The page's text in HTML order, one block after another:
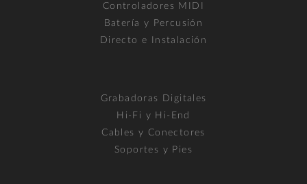
Controladores MIDI
Batería y Percusión
Directo e Instalación
Grabadoras Digitales
Hi-Fi y Hi-End
Cables y Conectores
Soportes y Pies